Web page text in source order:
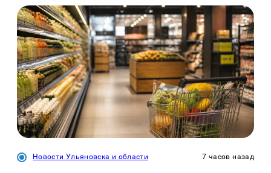
Новости Ульяновска и области 7 часов назад